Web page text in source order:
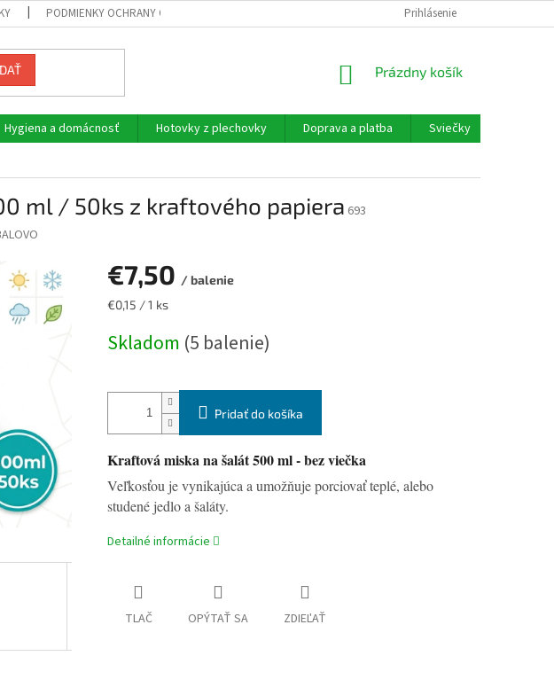
PODMIENKY OCHRANY OSOBNÝCH ÚDAJOV Prihlásenie
NÁKUPNÝ
Prázdny košík
Hygiena a domácnosť Hotovky z plechovky Doprava a platba Sviečky
ml / 50ks z kraftového papiera 693
€7,50 / balenie
Jednotková
€0,15 / 1 ks
Skladom (5 balenie)
Pridať do košíka
Kraftová miska na šalát 500 ml - bez viečka
Veľkosťou je vynikajúca a umožňuje porciovať teplé, alebo
studené jedlo a šaláty.
Detailné informácie
TLAČ OPÝTAŤ SA ZDIEĽAŤ